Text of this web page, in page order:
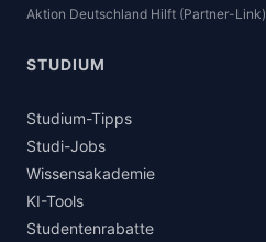
Aktion Deutschland Hilft (Partner-Link)
STUDIUM
Studium-Tipps
Studi-Jobs
Wissensakademie
KI-Tools
Studentenrabatte